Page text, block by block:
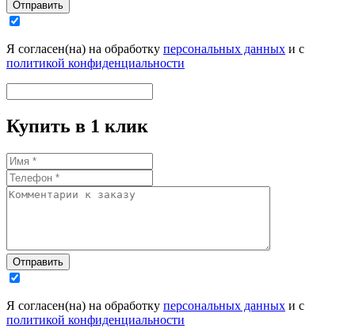
Отправить
Я согласен(на) на обработку персональных данных и с
политикой конфиденциальности
Купить в 1 клик
Отправить
Я согласен(на) на обработку персональных данных и с
политикой конфиденциальности